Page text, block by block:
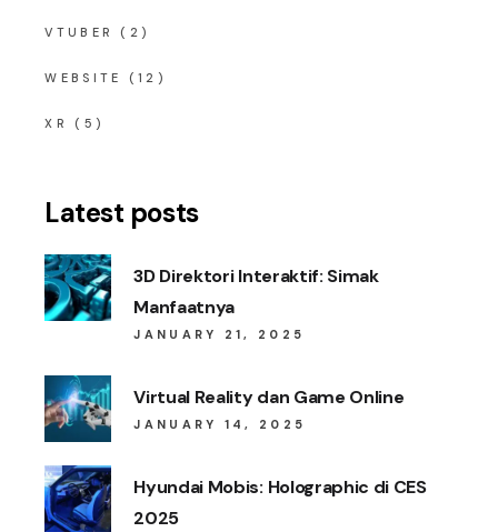
VTUBER (2)
WEBSITE (12)
XR (5)
Latest posts
3D Direktori Interaktif: Simak
Manfaatnya
JANUARY 21, 2025
Virtual Reality dan Game Online
JANUARY 14, 2025
Hyundai Mobis: Holographic di CES
2025